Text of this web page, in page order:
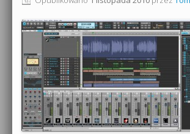
Produkcja muzyczna od podstaw
Sylenth1 od podstaw
Sound Forge od podstaw
Dubstep z syntezatorem Massive
0dB.pl - informacje
Newsletter
Materiały dla mediów
Archiwum aktualności
Polityka prywatności